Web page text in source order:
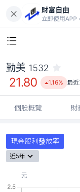
財富自由
立即使用APP
勤美 1532
21.80 1.16% 最近
個股概覽 財
現金股利發放率
近5年